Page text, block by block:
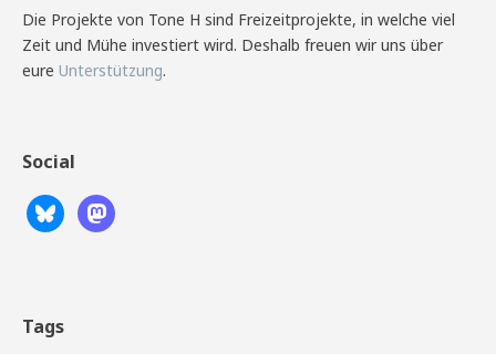
Die Projekte von Tone H sind Freizeitprojekte, in welche viel
Zeit und Mühe investiert wird. Deshalb freuen wir uns über
eure Unterstützung.
Social
Tags